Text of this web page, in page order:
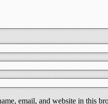
email, and website in this